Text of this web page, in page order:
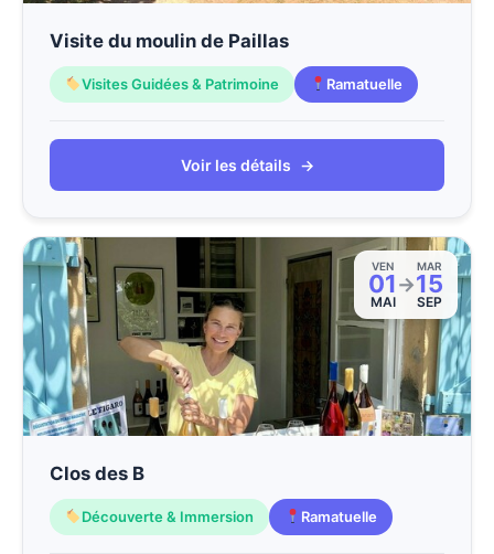
Visite du moulin de Paillas
Visites Guidées & Patrimoine Ramatuelle
Voir les détails →
VEN
01
MAI
→
MAR
15
SEP
Clos des B
Découverte & Immersion Ramatuelle